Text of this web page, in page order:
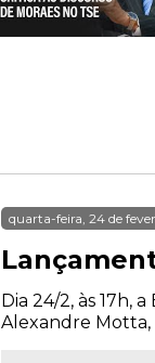
quarta-feira, 24 de
Dia 24/2, às 17h,
Alexandre